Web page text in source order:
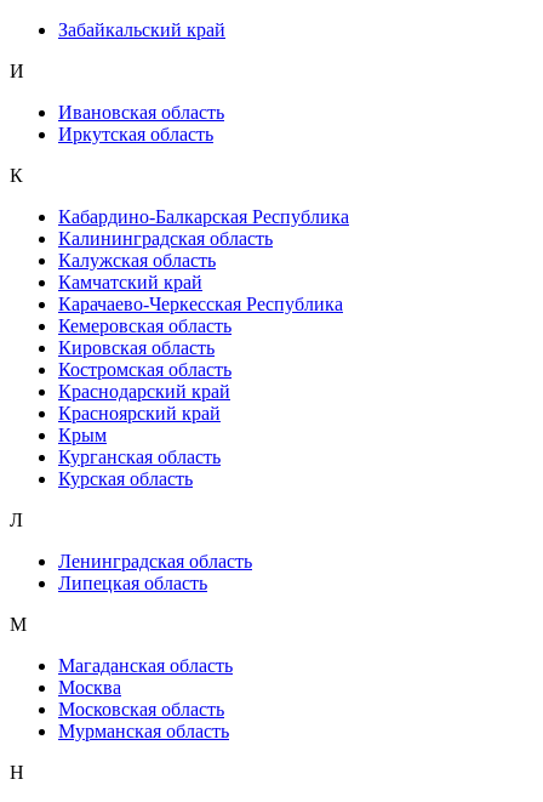
Забайкальский край
И
Ивановская область
Иркутская область
К
Кабардино-Балкарская Республика
Калининградская область
Калужская область
Камчатский край
Карачаево-Черкесская Республика
Кемеровская область
Кировская область
Костромская область
Краснодарский край
Красноярский край
Крым
Курганская область
Курская область
Л
Ленинградская область
Липецкая область
М
Магаданская область
Москва
Московская область
Мурманская область
Н